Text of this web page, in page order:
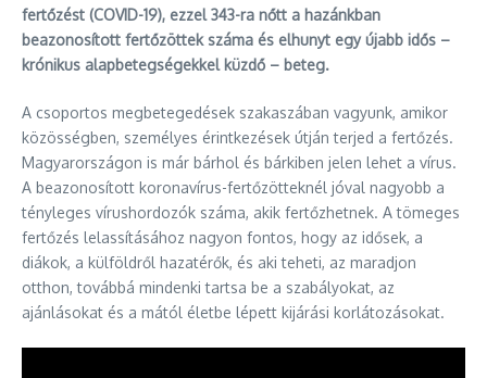
fertőzést (COVID-19), ezzel 343-ra nőtt a hazánkban
beazonosított fertőzöttek száma és elhunyt egy újabb idős –
krónikus alapbetegségekkel küzdő – beteg.
A csoportos megbetegedések szakaszában vagyunk, amikor
közösségben, személyes érintkezések útján terjed a fertőzés.
Magyarországon is már bárhol és bárkiben jelen lehet a vírus.
A beazonosított koronavírus-fertőzötteknél jóval nagyobb a
tényleges vírushordozók száma, akik fertőzhetnek. A tömeges
fertőzés lelassításához nagyon fontos, hogy az idősek, a
diákok, a külföldről hazatérők, és aki teheti, az maradjon
otthon, továbbá mindenki tartsa be a szabályokat, az
ajánlásokat és a mától életbe lépett kijárási korlátozásokat.